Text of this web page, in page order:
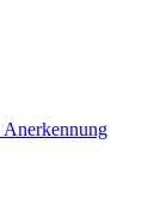
Anerkennung